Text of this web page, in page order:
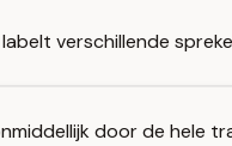
verschillende
door de hele